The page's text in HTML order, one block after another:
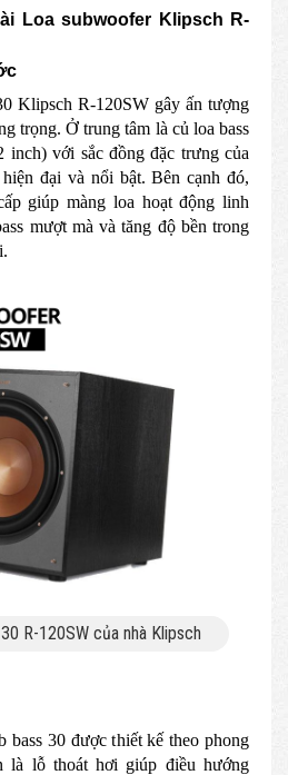
Loa subwoofer Klipsch R-
Klipsch R-120SW gây ấn tượng
trọng. Ở trung tâm là củ loa bass
inch) với sắc đồng đặc trưng của
đại và nổi bật. Bên cạnh đó,
giúp màng loa hoạt động linh
mượt mà và tăng độ bền trong
R-120SW của nhà Klipsch
bass 30 được thiết kế theo phong
là lỗ thoát hơi giúp điều hướng